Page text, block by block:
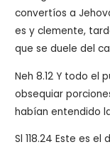
convertíos a
es y clemente,
que se duele del
Neh 8.12 Y todo el
obsequiar
habían entendido
Sl 118.24Este es el